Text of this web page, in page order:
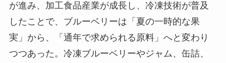
が進み、加工食品産業が成長し、冷凍技術が普及
したことで、ブルーベリーは「夏の一時的な果
実」から、「通年で求められる原料」へと変わり
つつあった。冷凍ブルーベリーやジャム、缶詰、